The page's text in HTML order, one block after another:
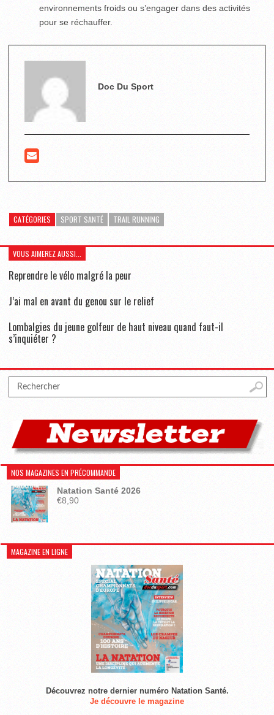
environnements froids ou s’engager dans des activités
pour se réchauffer.
Doc Du Sport
CATÉGORIES SPORT SANTÉ TRAIL RUNNING
VOUS AIMEREZ AUSSI...
Reprendre le vélo malgré la peur
J’ai mal en avant du genou sur le relief
Lombalgies du jeune golfeur de haut niveau quand faut-il
s’inquiéter ?
NOS MAGAZINES EN PRÉCOMMANDE
Natation Santé 2026
€8,90
MAGAZINE EN LIGNE
Découvrez notre dernier numéro Natation Santé.
Je découvre le magazine